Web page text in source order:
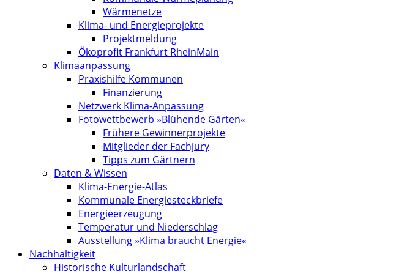
Wärmenetze
Klima- und Energieprojekte
Projektmeldung
Ökoprofit Frankfurt RheinMain
Klimaanpassung
Praxishilfe Kommunen
Finanzierung
Netzwerk Klima-Anpassung
Fotowettbewerb »Blühende Gärten«
Frühere Gewinnerprojekte
Mitglieder der Fachjury
Tipps zum Gärtnern
Daten & Wissen
Klima-Energie-Atlas
Kommunale Energiesteckbriefe
Energieerzeugung
Temperatur und Niederschlag
Ausstellung »Klima braucht Energie«
Nachhaltigkeit
Historische Kulturlandschaft